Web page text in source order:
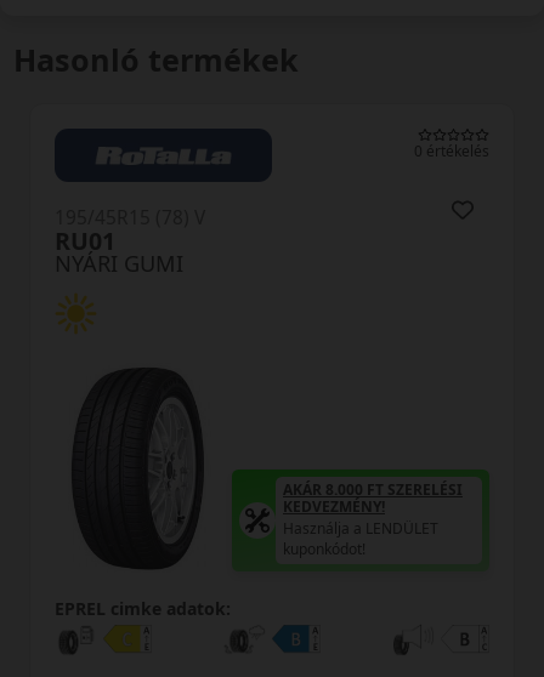
Hasonló termékek
0 értékelés
NYÁRI GUMI
RU01
AKÁR 8.000 FT SZERELÉSI
KEDVEZMÉNY!
Használja a LENDÜLET
kuponkódot!
EPREL cimke adatok: